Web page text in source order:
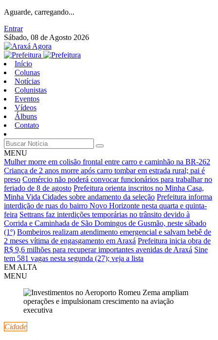
Aguarde, carregando...
Entrar
Sábado, 08 de Agosto 2026
Início
Colunas
Notícias
Colunistas
Eventos
Vídeos
Álbuns
Contato
MENU
Mulher morre em colisão frontal entre carro e caminhão na BR-262
Criança de 2 anos morre após carro tombar em estrada rural; pai é
preso Comércio não poderá convocar funcionários para trabalhar no
feriado de 8 de agosto Prefeitura orienta inscritos no Minha Casa,
Minha Vida Cidades sobre andamento da seleção Prefeitura informa
interdição de ruas do bairro Novo Horizonte nesta quarta e quinta-
feira Settrans faz interdições temporárias no trânsito devido à
Corrida e Caminhada de São Domingos de Gusmão, neste sábado
(1º) Bombeiros realizam atendimento emergencial e salvam bebê de
2 meses vítima de engasgamento em Araxá Prefeitura inicia obra de
R$ 9,6 milhões para recuperar importantes avenidas de Araxá Sine
tem 581 vagas nesta segunda (27); veja a lista
EM ALTA
MENU
Cidade